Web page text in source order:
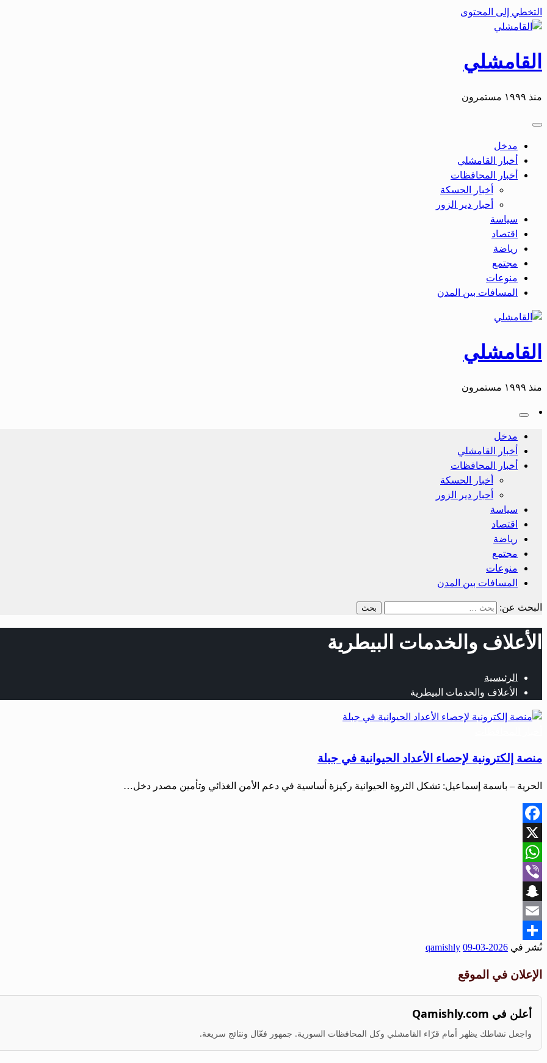
التخطي إلى المحتوى
القامشلي
منذ ١٩٩٩ مستمرون
مدخل
أخبار القامشلي
أخبار المحافظات
أخبار الحسكة
أحبار دير الزور
سياسة
اقتصاد
رياضة
مجتمع
منوعات
المسافات بين المدن
القامشلي
منذ ١٩٩٩ مستمرون
مدخل
أخبار القامشلي
أخبار المحافظات
أخبار الحسكة
أحبار دير الزور
سياسة
اقتصاد
رياضة
مجتمع
منوعات
المسافات بين المدن
البحث عن:
الأعلاف والخدمات البيطرية
الرئيسية
الأعلاف والخدمات البيطرية
منصة إلكترونية لإحصاء الأعداد الحيوانية في جبلة
الحرية – باسمة إسماعيل: تشكل الثروة الحيوانية ركيزة أساسية في دعم الأمن الغذائي وتأمين مصدر دخل…
Facebook
X
WhatsApp
Viber
Snapchat
Email
Share
نُشر في 2026-03-09
qamishly
الإعلان في الموقع
أعلن في Qamishly.com
واجعل نشاطك يظهر أمام قرّاء القامشلي وكل المحافظات السورية. جمهور فعّال ونتائج سريعة.